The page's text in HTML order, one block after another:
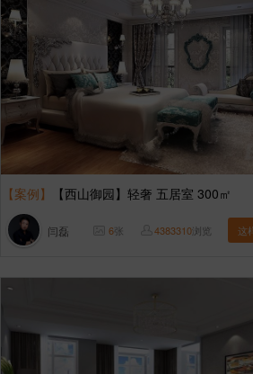
【案例】 【西山御园】轻奢 五居室 300㎡
闫磊 6张 4383310浏览 这